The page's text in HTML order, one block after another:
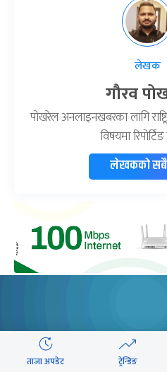
लेखक
गौरव
पोखरेल अनलाइनखबरका लागि
विषयमा
लेखकको सबै
यो खबर पढेर
ताजा अपडेट ट्रेन्डिङ